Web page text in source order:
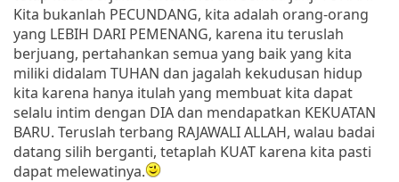
Kita bukanlah PECUNDANG, kita adalah orang-orang
yang LEBIH DARI PEMENANG, karena itu teruslah
berjuang, pertahankan semua yang baik yang kita
miliki didalam TUHAN dan jagalah kekudusan hidup
kita karena hanya itulah yang membuat kita dapat
selalu intim dengan DIA dan mendapatkan KEKUATAN
BARU. Teruslah terbang RAJAWALI ALLAH, walau badai
datang silih berganti, tetaplah KUAT karena kita pasti
dapat melewatinya.